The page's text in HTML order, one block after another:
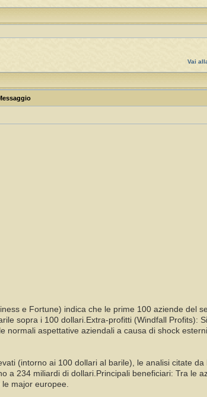
Vai
e Fortune) indica che le prime 100 aziende del
sopra i 100 dollari.Extra-profitti (Windfall Profits):
normali aspettative aziendali a causa di shock
(intorno ai 100 dollari al barile), le analisi citate
a 234 miliardi di dollari.Principali beneficiari: Tra le
major europee.